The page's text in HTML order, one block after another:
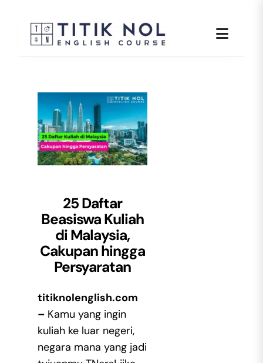
content
25 Daftar
Beasiswa Kuliah
di Malaysia,
Cakupan hingga
Persyaratan
titiknolenglish.com
– Kamu yang ingin
kuliah ke luar negeri,
negara mana yang jadi